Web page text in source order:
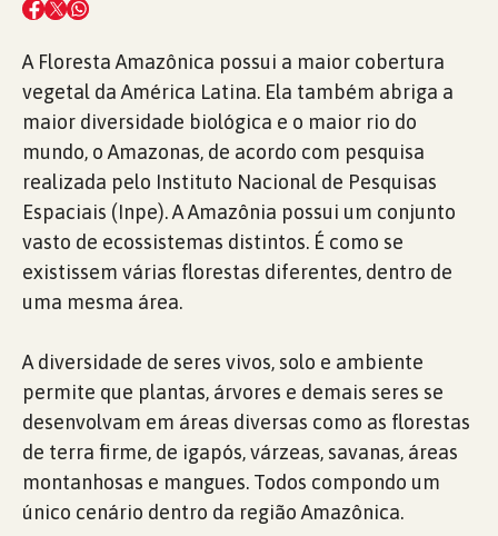
A Floresta Amazônica possui a maior cobertura
vegetal da América Latina. Ela também abriga a
maior diversidade biológica e o maior rio do
mundo, o Amazonas, de acordo com pesquisa
realizada pelo Instituto Nacional de Pesquisas
Espaciais (Inpe). A Amazônia possui um conjunto
vasto de ecossistemas distintos. É como se
existissem várias florestas diferentes, dentro de
uma mesma área.
A diversidade de seres vivos, solo e ambiente
permite que plantas, árvores e demais seres se
desenvolvam em áreas diversas como as florestas
de terra firme, de igapós, várzeas, savanas, áreas
montanhosas e mangues. Todos compondo um
único cenário dentro da região Amazônica.